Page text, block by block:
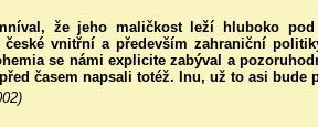
že jeho maličkost leží hluboko
české vnitřní a především zahraniční
se námi explicite zabýval a
časem napsali totéž. Inu, už to asi bude